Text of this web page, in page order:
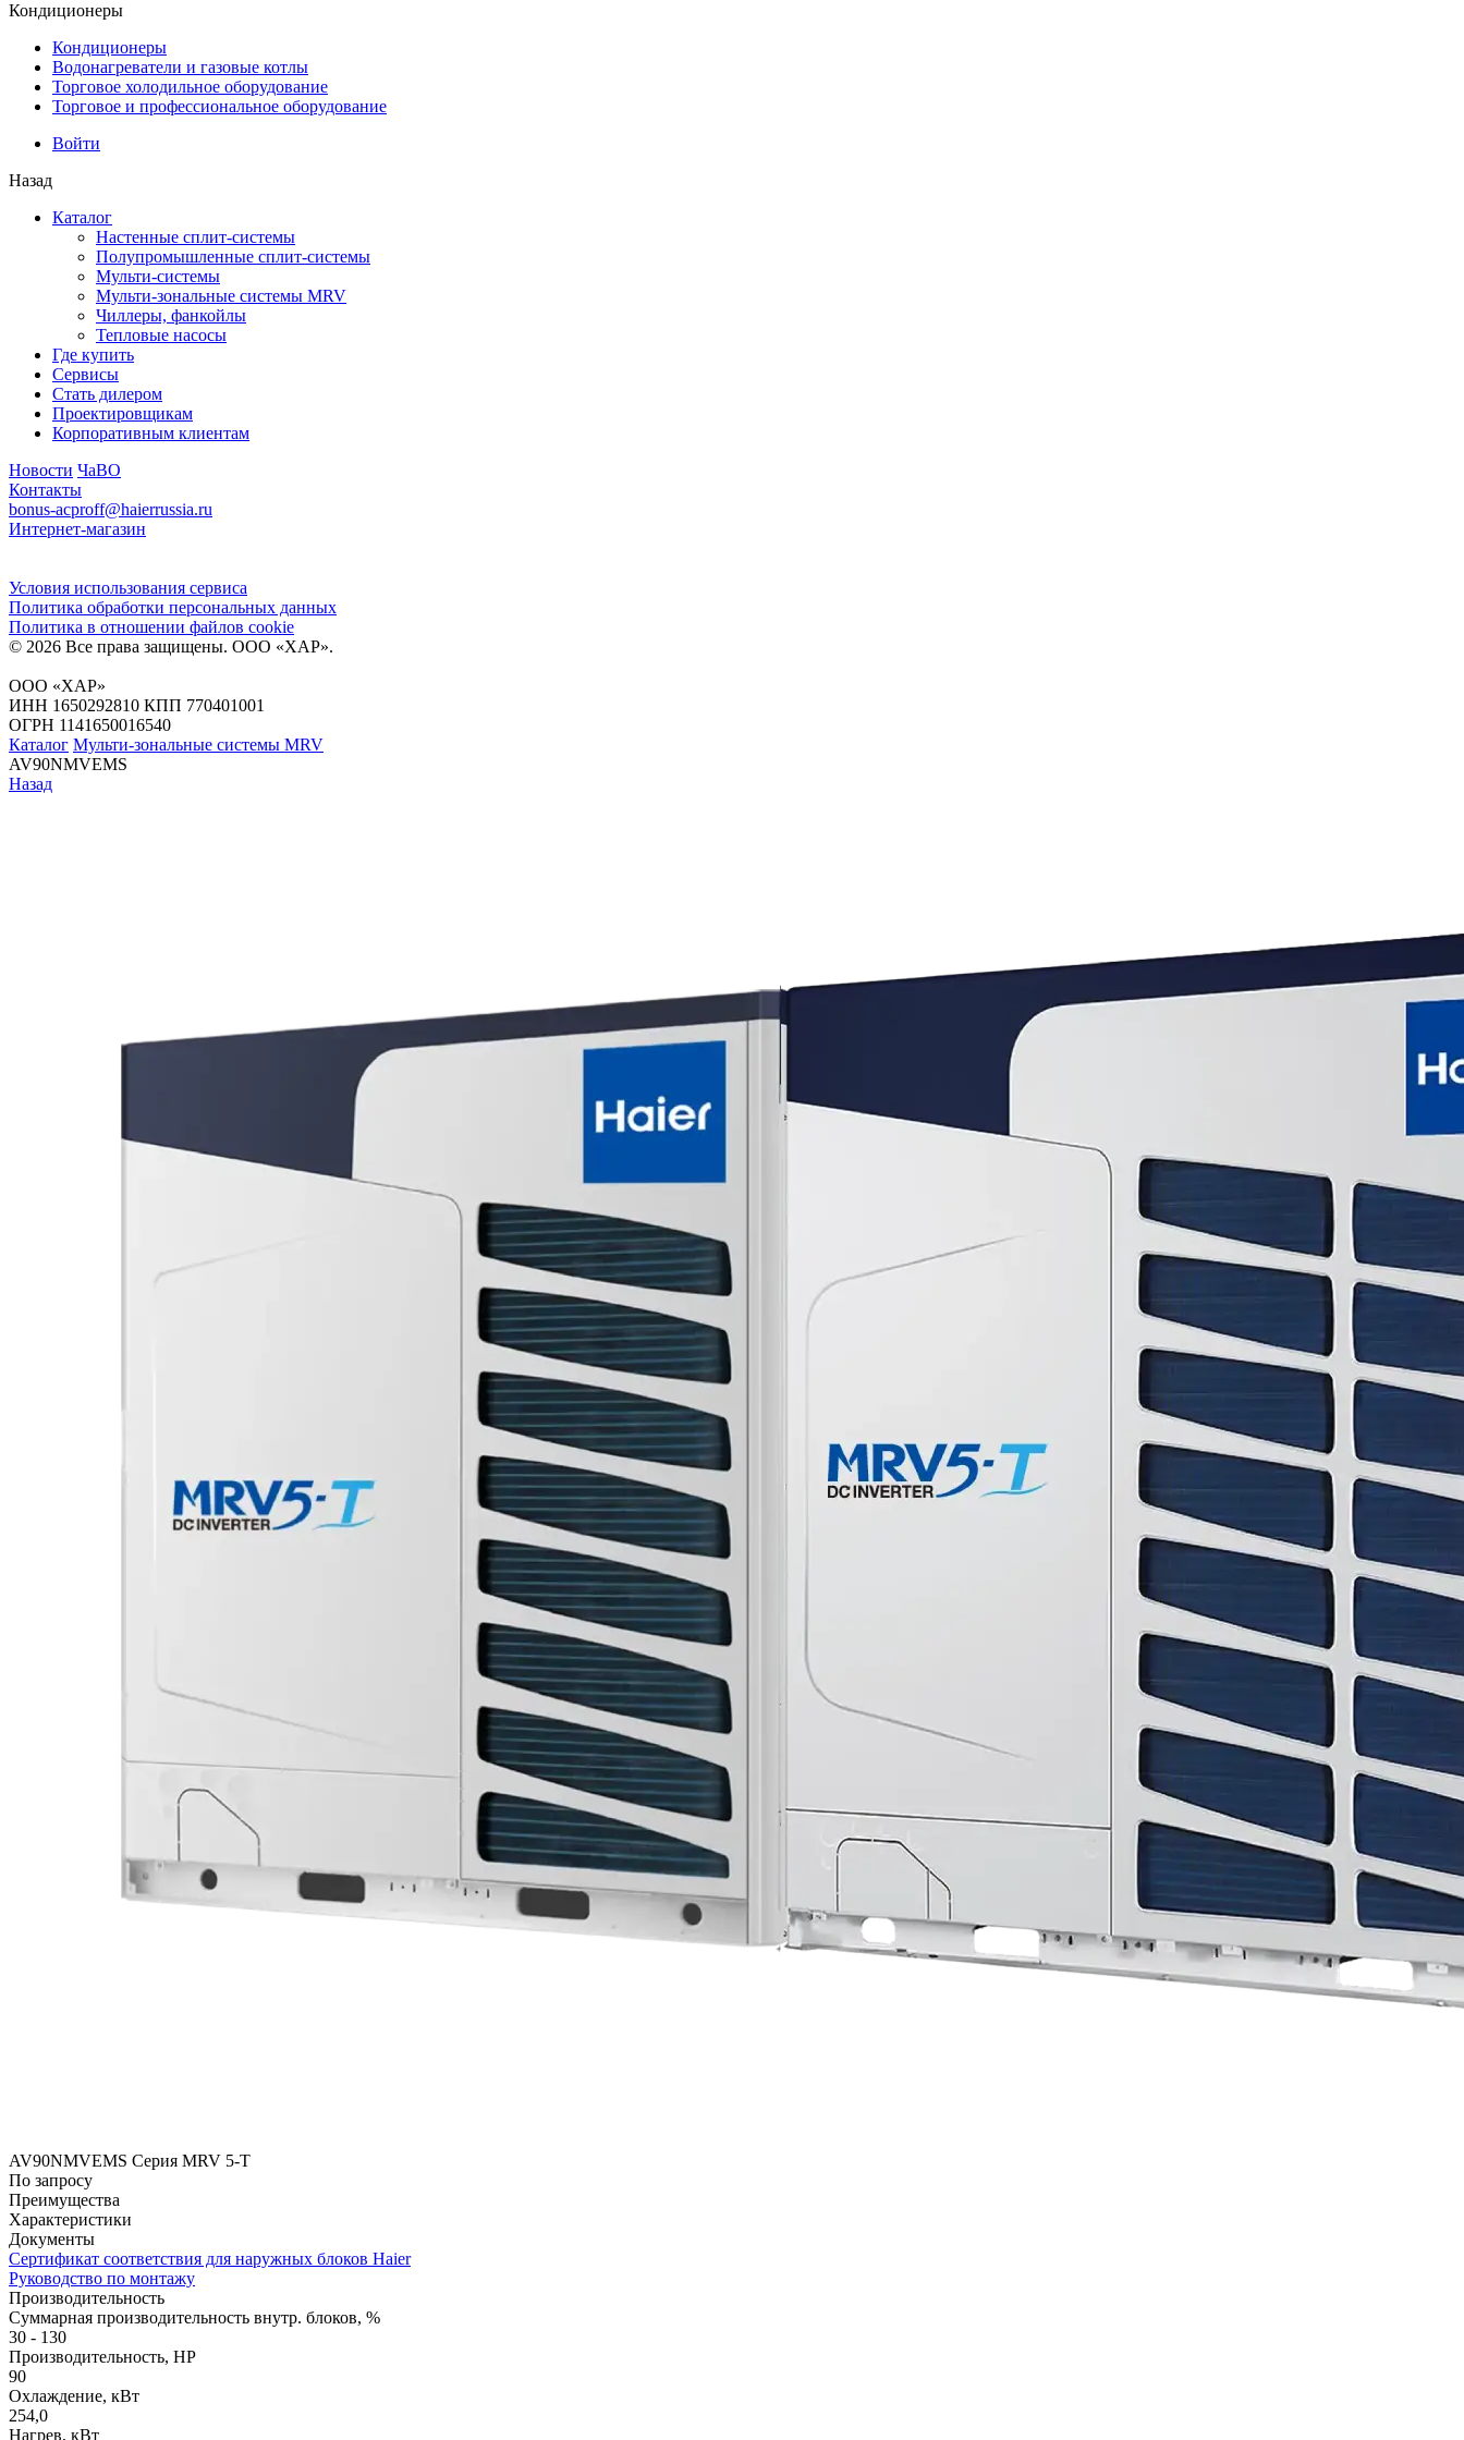
Кондиционеры
Кондиционеры
Водонагреватели и газовые котлы
Торговое холодильное оборудование
Торговое и профессиональное оборудование
Войти
Назад
Каталог
Настенные сплит-системы
Полупромышленные сплит-системы
Мульти-системы
Мульти-зональные системы MRV
Чиллеры, фанкойлы
Тепловые насосы
Где купить
Сервисы
Стать дилером
Проектировщикам
Корпоративным клиентам
Новости ЧаВО
Контакты
bonus-acproff@haierrussia.ru
Интернет-магазин
Условия использования сервиса
Политика обработки персональных данных
Политика в отношении файлов сookie
© 2026 Все права защищены. ООО «ХАР».
ООО «ХАР»
ИНН 1650292810 КПП 770401001
ОГРН 1141650016540
Каталог Мульти-зональные системы MRV
AV90NMVEMS
Назад
AV90NMVEMS Серия MRV 5-T
По запросу
Преимущества
Характеристики
Документы
Сертификат соответствия для наружных блоков Haier
Руководство по монтажу
Производительность
Суммарная производительность внутр. блоков, %
30 - 130
Производительность, HP
90
Охлаждение, кВт
254,0
Нагрев, кВт